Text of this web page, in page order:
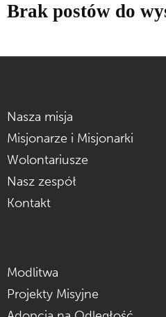
Brak postów do
Nasza misja
Misjonarze i Misjonarki
Wolontariusze
Nasz zespół
Kontakt
Modlitwa
Projekty Misyjne